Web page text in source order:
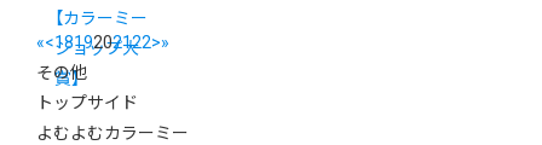
【カラーミー
ショップ大
賞】
«<1819202122>»
その他
トップサイド
よむよむカラーミー